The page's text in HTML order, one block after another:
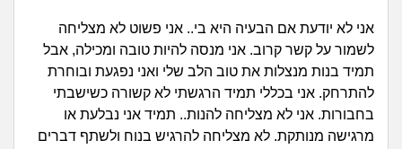
זוגיות
היריון ולידה
הורות ומשפחה
חיפוש שאלות
הרשמה | התחברות
אני לא יודעת אם הבעיה היא בי.. אני פשוט לא מצליחה
לשמור על קשר קרוב. אני מנסה להיות טובה ומכילה, אבל
תמיד בנות מנצלות את טוב הלב שלי ואני נפגעת ובוחרת
להתרחק. אני בכללי תמיד הרגשתי לא קשורה כשישבתי
בחבורות. אני לא מצליחה להנות.. תמיד אני נבלעת או
מרגישה מנותקת. לא מצליחה להרגיש בנוח ולשתף דברים